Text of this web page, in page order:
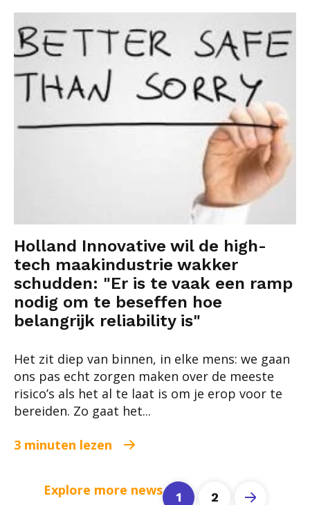
Holland Innovative wil de high-
tech maakindustrie wakker
schudden: "Er is te vaak een ramp
nodig om te beseffen hoe
belangrijk reliability is"
Het zit diep van binnen, in elke mens: we gaan
ons pas echt zorgen maken over de meeste
risico’s als het al te laat is om je erop voor te
bereiden. Zo gaat het...
3 minuten lezen
Explore more news 1 2